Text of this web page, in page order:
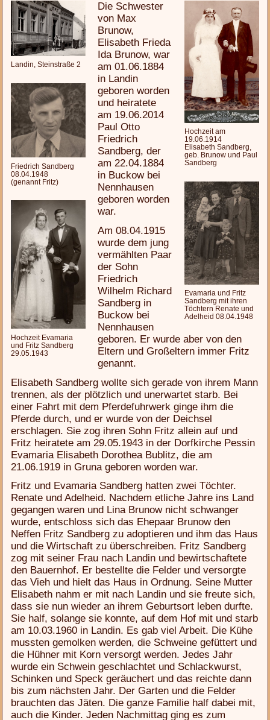
Landin, Steinstraße 2
Friedrich Sandberg
08.04.1948
(genannt Fritz)
Hochzeit Evamaria
und Fritz Sandberg
29.05.1943
Hochzeit am
19.06.1914
Elisabeth Sandberg,
geb. Brunow und Paul
Sandberg
Evamaria und Fritz
Sandberg mit ihren
Töchtern Renate und
Adelheid 08.04.1948
Die Schwester
von Max
Brunow,
Elisabeth Frieda
Ida Brunow, war
am 01.06.1884
in Landin
geboren worden
und heiratete
am 19.06.2014
Paul Otto
Friedrich
Sandberg, der
am 22.04.1884
in Buckow bei
Nennhausen
geboren worden
war.
Am 08.04.1915
wurde dem jung
vermählten Paar
der Sohn
Friedrich
Wilhelm Richard
Sandberg in
Buckow bei
Nennhausen
geboren. Er wurde aber von den
Eltern und Großeltern immer Fritz
genannt.
Elisabeth Sandberg wollte sich gerade von ihrem Mann
trennen, als der plötzlich und unerwartet starb. Bei
einer Fahrt mit dem Pferdefuhrwerk ginge ihm die
Pferde durch, und er wurde von der Deichsel
erschlagen. Sie zog ihren Sohn Fritz allein auf und
Fritz heiratete am 29.05.1943 in der Dorfkirche Pessin
Evamaria Elisabeth Dorothea Bublitz, die am
21.06.1919 in Gruna geboren worden war.
Fritz und Evamaria Sandberg hatten zwei Töchter.
Renate und Adelheid. Nachdem etliche Jahre ins Land
gegangen waren und Lina Brunow nicht schwanger
wurde, entschloss sich das Ehepaar Brunow den
Neffen Fritz Sandberg zu adoptieren und ihm das Haus
und die Wirtschaft zu überschreiben. Fritz Sandberg
zog mit seiner Frau nach Landin und bewirtschaftete
den Bauernhof. Er bestellte die Felder und versorgte
das Vieh und hielt das Haus in Ordnung. Seine Mutter
Elisabeth nahm er mit nach Landin und sie freute sich,
dass sie nun wieder an ihrem Geburtsort leben durfte.
Sie half, solange sie konnte, auf dem Hof mit und starb
am 10.03.1960 in Landin. Es gab viel Arbeit. Die Kühe
mussten gemolken werden, die Schweine gefüttert und
die Hühner mit Korn versorgt werden. Jedes Jahr
wurde ein Schwein geschlachtet und Schlackwurst,
Schinken und Speck geräuchert und das reichte dann
bis zum nächsten Jahr. Der Garten und die Felder
brauchten das Jäten. Die ganze Familie half dabei mit,
auch die Kinder. Jeden Nachmittag ging es zum